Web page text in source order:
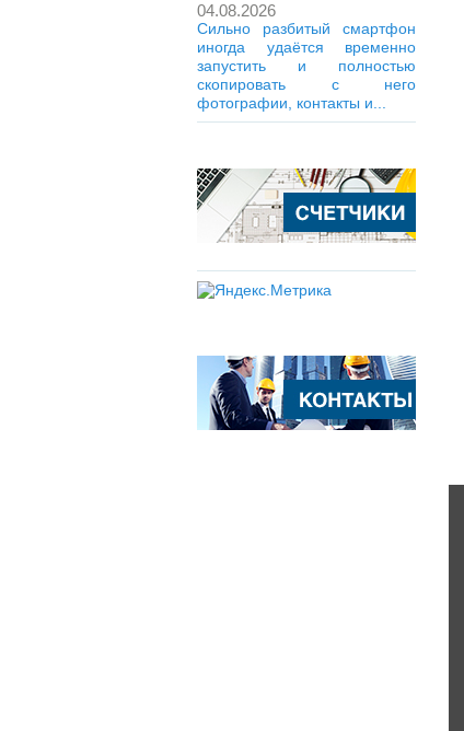
04.08.2026
Сильно разбитый смартфон
иногда удаётся временно
запустить и полностью
скопировать с него
фотографии, контакты и...